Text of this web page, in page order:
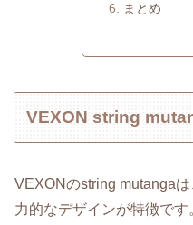
まとめ
VEXON string
VEXONのstring mutanga
力的なデザインが特徴で